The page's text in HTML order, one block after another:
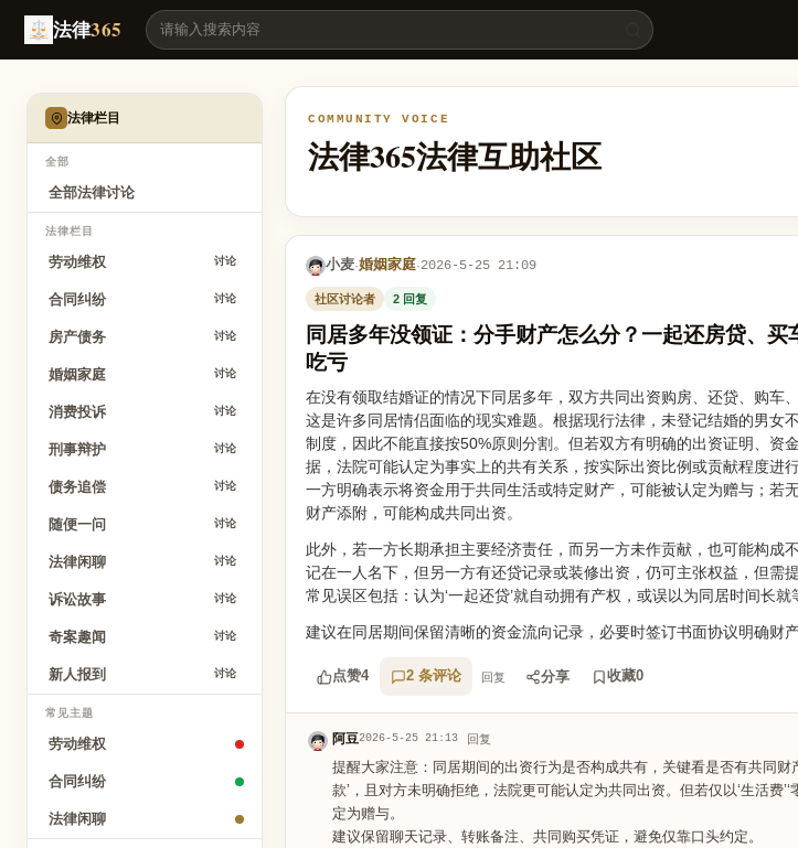
同居多年没领证：分手财产怎么分？一起还房贷、买车、装修，分开后谁都觉得自己吃亏 - 法律365
法律365
法律栏目
全部
全部法律讨论
法律栏目
劳动维权 讨论
合同纠纷 讨论
房产债务 讨论
婚姻家庭 讨论
消费投诉 讨论
刑事辩护 讨论
债务追偿 讨论
随便一问 讨论
法律闲聊 讨论
诉讼故事 讨论
奇案趣闻 讨论
新人报到 讨论
常见主题
劳动维权
合同纠纷
法律闲聊
COMMUNITY VOICE
法律365法律互助社区
小麦·婚姻家庭·2026-5-25 21:09
社区讨论者 2 回复
同居多年没领证：分手财产怎么分？一起还房贷、
吃亏
在没有领取结婚证的情况下同居多年，双方共同出资购房、还贷、购车
这是许多同居情侣面临的现实难题。根据现行法律，未登记结婚的男女
制度，因此不能直接按50%原则分割。但若双方有明确的出资证明、资
据，法院可能认定为事实上的共有关系，按实际出资比例或贡献程度进行
一方明确表示将资金用于共同生活或特定财产，可能被认定为赠与；若
财产添附，可能构成共同出资。
此外，若一方长期承担主要经济责任，而另一方未作贡献，也可能构成
记在一人名下，但另一方有还贷记录或装修出资，仍可主张权益，但需
常见误区包括：认为‘一起还贷’就自动拥有产权，或误以为同居时间长就
建议在同居期间保留清晰的资金流向记录，必要时签订书面协议明确财
点赞4 2 条评论 回复 分享 收藏0
阿豆2026-5-25 21:13 回复
提醒大家注意：同居期间的出资行为是否构成共有，关键看是否有共同财
款’，且对方未明确拒绝，法院更可能认定为共同出资。但若仅以‘生活费
定为赠与。
建议保留聊天记录、转账备注、共同购买凭证，避免仅靠口头约定。